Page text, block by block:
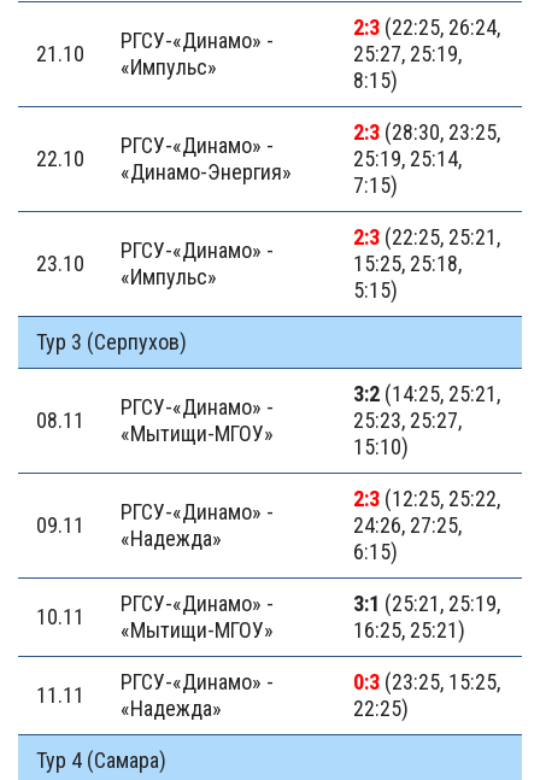
21.10
РГСУ-«Динамо» -
«Импульс»
2:3 (22:25, 26:24,
25:27, 25:19,
8:15)
22.10
РГСУ-«Динамо» -
«Динамо-Энергия»
2:3 (28:30, 23:25,
25:19, 25:14,
7:15)
23.10
РГСУ-«Динамо» -
«Импульс»
2:3 (22:25, 25:21,
15:25, 25:18,
5:15)
Тур 3 (Серпухов)
08.11
РГСУ-«Динамо» -
«Мытищи-МГОУ»
3:2 (14:25, 25:21,
25:23, 25:27,
15:10)
09.11
РГСУ-«Динамо» -
«Надежда»
2:3 (12:25, 25:22,
24:26, 27:25,
6:15)
10.11
РГСУ-«Динамо» -
«Мытищи-МГОУ»
3:1 (25:21, 25:19,
16:25, 25:21)
11.11
РГСУ-«Динамо» -
«Надежда»
0:3 (23:25, 15:25,
22:25)
Тур 4 (Самара)